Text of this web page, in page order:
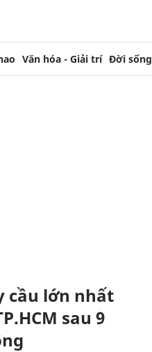
Văn hóa - Giải trí Đời sống
cầu lớn nhất
sau 9